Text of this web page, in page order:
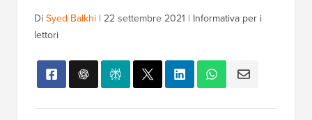
Di Syed Balkhi | 22 settembre 2021 | Informativa per i
lettori